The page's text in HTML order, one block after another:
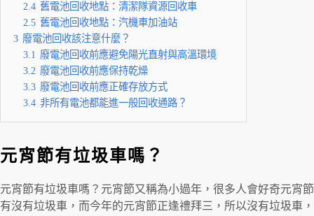
2.4 舊電池回收地點：清潔隊資源回收車
2.5 舊電池回收地點：汽機車加油站
3 廢電池回收該注意什麼？
3.1 廢電池回收前應避免陽光直射與高溫環境
3.2 廢電池回收前應保持乾燥
3.3 廢電池回收前應正確存放方式
3.4 非所有電池都能進一般回收通路？
元宵節有垃圾車嗎？
元宵節有垃圾車嗎？元宵節又稱為小過年，很多人會好奇元宵節
有沒有垃圾車，而今年的元宵節正逢禮拜三，所以沒有垃圾車，